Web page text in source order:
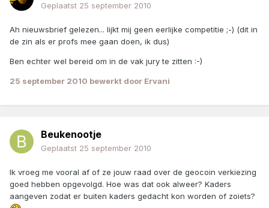
Geplaatst 25 september 2010
Ah nieuwsbrief gelezen... lijkt mij geen eerlijke competitie ;-) (dit in
de zin als er profs mee gaan doen, ik dus)
Ben echter wel bereid om in de vak jury te zitten :-)
25 september 2010 bewerkt door Ervani
Beukenootje
Geplaatst 25 september 2010
Ik vroeg me vooral af of ze jouw raad over de geocoin verkiezing
goed hebben opgevolgd. Hoe was dat ook alweer? Kaders
aangeven zodat er buiten kaders gedacht kon worden of zoiets?